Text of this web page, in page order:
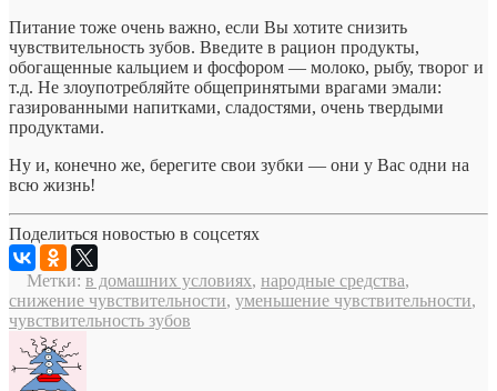
Питание тоже очень важно, если Вы хотите снизить
чувствительность зубов. Введите в рацион продукты,
обогащенные кальцием и фосфором — молоко, рыбу, творог и
т.д. Не злоупотребляйте общепринятыми врагами эмали:
газированными напитками, сладостями, очень твердыми
продуктами.
Ну и, конечно же, берегите свои зубки — они у Вас одни на
всю жизнь!
Поделиться новостью в соцсетях
Метки: в домашних условиях, народные средства,
снижение чувствительности, уменьшение чувствительности,
чувствительность зубов